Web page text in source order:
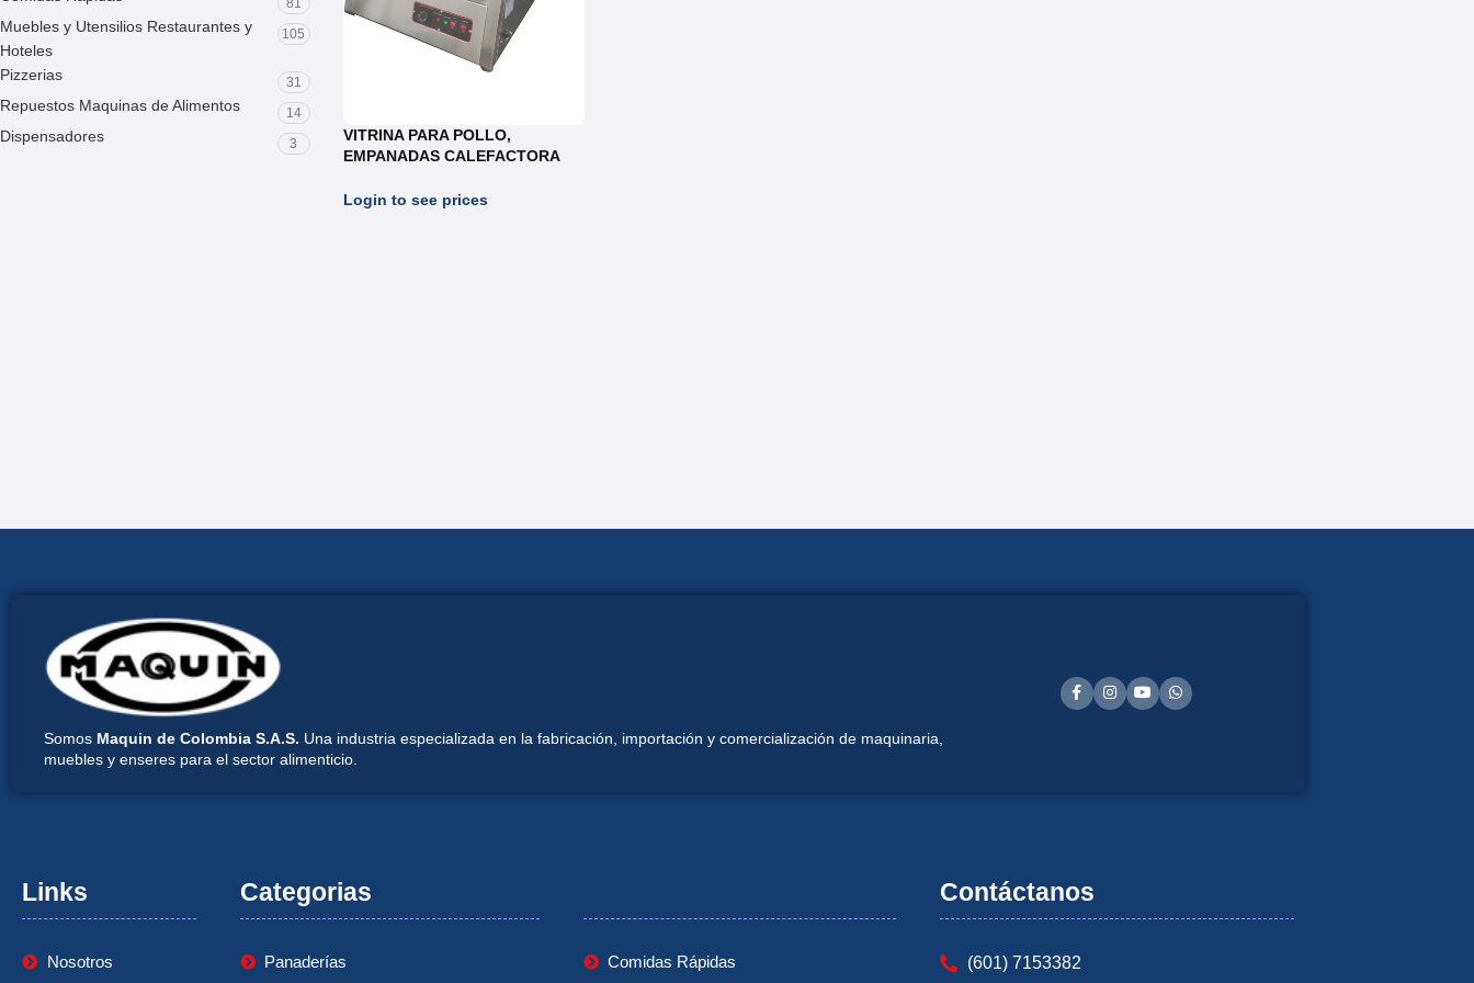
81
Muebles y Utensilios Restaurantes y
Hoteles
105
Pizzerias 31
Repuestos Maquinas de Alimentos 14
Dispensadores 3
VITRINA PARA POLLO,
EMPANADAS CALEFACTORA
Login to see prices
Somos Maquin de Colombia S.A.S. Una industria especializada en la fabricación, importación y comercialización de maquinaria,
muebles y enseres para el sector alimenticio.
Links
Nosotros
Categorias
Panaderías
Comidas Rápidas
Contáctanos
(601) 7153382